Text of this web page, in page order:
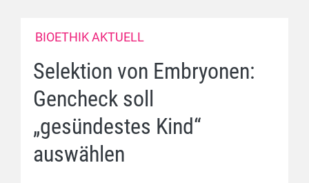
BIOETHIK AKTUELL
Selektion von Embryonen:
Gencheck soll
„gesündestes Kind“
auswählen